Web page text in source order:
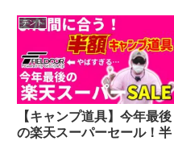
テント
【キャンプ道具】今年最後
の楽天スーパーセール！半